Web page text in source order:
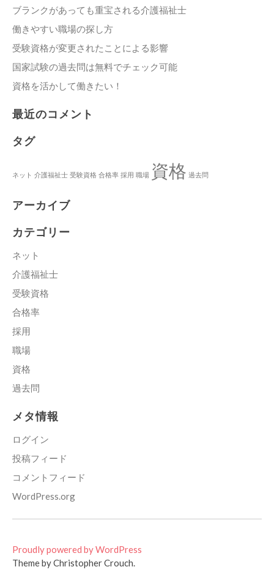
ブランクがあっても重宝される介護福祉士
働きやすい職場の探し方
受験資格が変更されたことによる影響
国家試験の過去問は無料でチェック可能
資格を活かして働きたい！
最近のコメント
タグ
ネット 介護福祉士 受験資格 合格率 採用 職場 資格 過去問
アーカイブ
カテゴリー
ネット
介護福祉士
受験資格
合格率
採用
職場
資格
過去問
メタ情報
ログイン
投稿フィード
コメントフィード
WordPress.org
Proudly powered by WordPress
Theme by Christopher Crouch.